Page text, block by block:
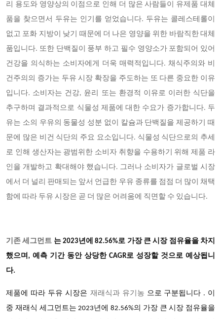
리 용도와 영양상의 이점으로 인해 더 많은 사람들이 유제품 대체
품을 찾으면서 두유는 인기를 얻었습니다. 두유는 콜레스테롤이
없고 포화 지방이 낮기 때문에 더 나은 영양을 위한 바람직한 대체
품입니다. 또한 단백질이 풍부 하고 필수 영양소가 포함되어 있어
건강을 의식하는 소비자에게 더욱 매력적입니다. 채식주의와 비
건주의의 증가는 두유 시장 확장을 주도하는 또 다른 중요한 이유
입니다. 소비자는 건강, 윤리 또는 환경적 이유로 이러한 식단을
추구하며 결과적으로 식물성 제품에 대한 수요가 증가합니다. 두
유는 소의 우유의 동물성 성분 없이 칼슘과 단백질을 제공하기 때
문에 많은 비건 식단의 주요 요소입니다. 식물성 식단으로의 추세
로 인해 생산자는 광범위한 소비자 취향을 수용하기 위해 제품 라
인을 개발하고 확대해야 했습니다. 그러나 소비자가 글로벌 시장
에서 더 널리 판매되는 앞서 언급한 우유 종류를 점점 더 많이 채택
함에 따라 두유 시장은 곧 더 많은 어려움에 직면할 수 있습니다.
기존 세그먼트 는 2023년에 82.56%로 가장 큰 시장 점유율을 차지
했으며, 예측 기간 동안 상당한 CAGR로 성장할 것으로 예상됩니
다.
제품에 따라 두유 시장은재래식과 유기농 으로 구분됩니다 . 이
중 재래식 세그먼트는 2023년에 82.56%의 가장 큰 시장 점유율을